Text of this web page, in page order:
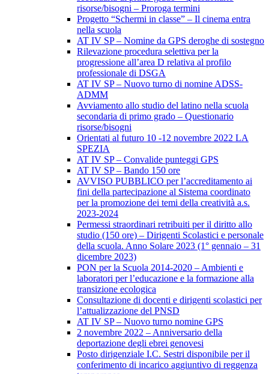
risorse/bisogni – Proroga termini
Progetto “Schermi in classe” – Il cinema entra
nella scuola
AT IV SP – Nomine da GPS deroghe di sostegno
Rilevazione procedura selettiva per la
progressione all’area D relativa al profilo
professionale di DSGA
AT IV SP – Nuovo turno di nomine ADSS-
ADMM
Avviamento allo studio del latino nella scuola
secondaria di primo grado – Questionario
risorse/bisogni
Orientati al futuro 10 -12 novembre 2022 LA
SPEZIA
AT IV SP – Convalide punteggi GPS
AT IV SP – Bando 150 ore
AVVISO PUBBLICO per l’accreditamento ai
fini della partecipazione al Sistema coordinato
per la promozione dei temi della creatività a.s.
2023-2024
Permessi straordinari retribuiti per il diritto allo
studio (150 ore) – Dirigenti Scolastici e personale
della scuola. Anno Solare 2023 (1° gennaio – 31
dicembre 2023)
PON per la Scuola 2014-2020 – Ambienti e
laboratori per l’educazione e la formazione alla
transizione ecologica
Consultazione di docenti e dirigenti scolastici per
l’attualizzazione del PNSD
AT IV SP – Nuovo turno nomine GPS
2 novembre 2022 – Anniversario della
deportazione degli ebrei genovesi
Posto dirigenziale I.C. Sestri disponibile per il
conferimento di incarico aggiuntivo di reggenza